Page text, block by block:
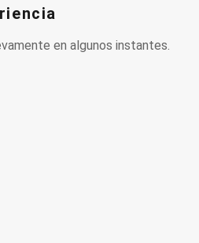
en algunos instantes.